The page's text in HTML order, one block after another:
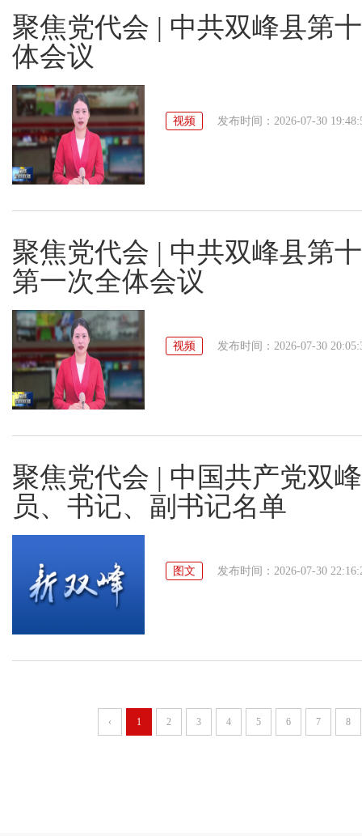
聚焦党代会 | 中共双峰县第
体会议
视频 发布时间：2026-07-30
聚焦党代会 | 中共双峰县第
第一次全体会议
视频 发布时间：2026-07-30
聚焦党代会 | 中国共产党双
员、书记、副书记名单
图文 发布时间：2026-07-30
‹ 1 2 3 4 5 6 7 8